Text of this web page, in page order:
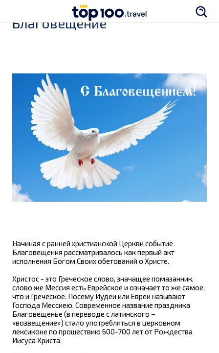
Благовещение
Начиная с ранней христианской Церкви событие
Благовещения рассматривалось как первый акт
исполнения Богом Своих обетований о Христе.
Христос - это Греческое слово, значащее помазанник,
слово же Мессия есть Еврейское и означает то же самое,
что и Греческое. Посему Иудеи или Евреи называют
Господа Мессиею. Современное название праздника
Благовещенье (в переводе с латинского –
«возвещение») стало употребляться в церковном
лексиконе по прошествию 600-700 лет от Рождества
Иисуса Христа.